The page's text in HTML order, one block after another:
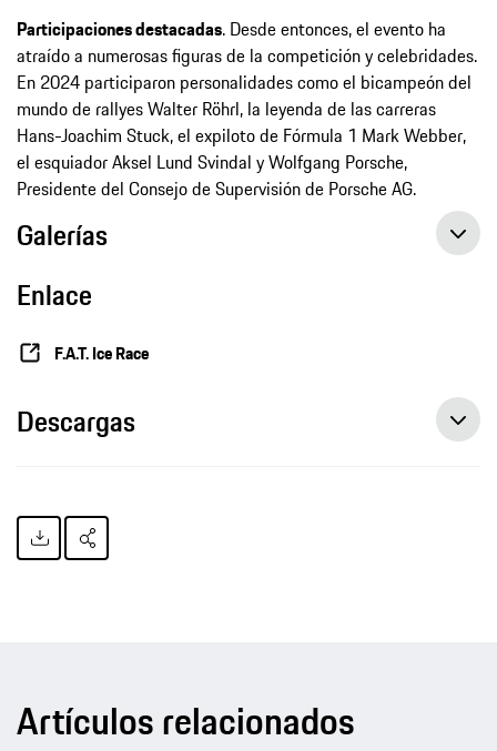
Participaciones destacadas. Desde entonces, el evento ha
atraído a numerosas figuras de la competición y celebridades.
En 2024 participaron personalidades como el bicampeón del
mundo de rallyes Walter Röhrl, la leyenda de las carreras
Hans-Joachim Stuck, el expiloto de Fórmula 1 Mark Webber,
el esquiador Aksel Lund Svindal y Wolfgang Porsche,
Presidente del Consejo de Supervisión de Porsche AG.
Galerías
Enlace
F.A.T. Ice Race
Descargas
Artículos relacionados